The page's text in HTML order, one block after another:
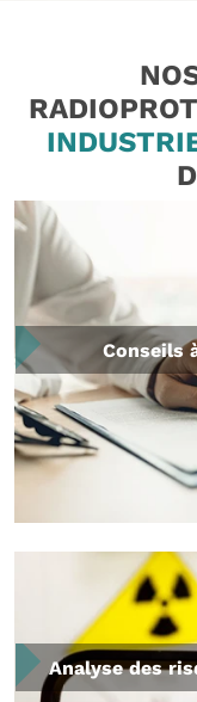
Conseils
Analyse des